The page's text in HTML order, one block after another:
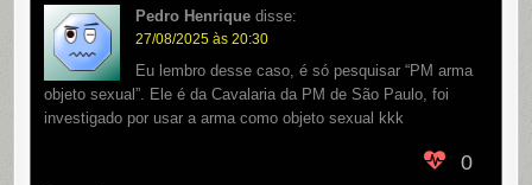
Pedro Henrique disse:
27/08/2025 às 20:30
Eu lembro desse caso, é só pesquisar “PM arma
objeto sexual”. Ele é da Cavalaria da PM de São Paulo, foi
investigado por usar a arma como objeto sexual kkk
0